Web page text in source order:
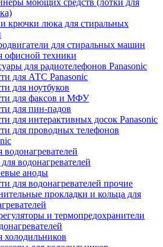
моющих средств (лотки для
крючки люка для стиральных
для стиральных машин
офисной техники
для радиотелефонов Panasonic
для АТС Panasonic
для ноутбуков
для факсов и МФУ
для пин-падов
для интерактивных досок Panasonic
для проводных телефонов
водонагревателей
водонагревателей
аноды
для водонагревателей прочие
прокладки и кольца для
и термопредохранители
холодильников